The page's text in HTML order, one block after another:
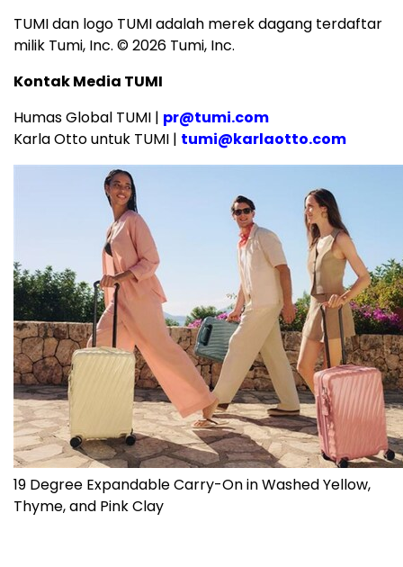
TUMI dan logo TUMI adalah merek dagang terdaftar
milik Tumi, Inc. © 2026 Tumi, Inc.
Kontak Media TUMI
Humas Global TUMI | pr@tumi.com
Karla Otto untuk TUMI | tumi@karlaotto.com
19 Degree Expandable Carry-On in Washed Yellow,
Thyme, and Pink Clay